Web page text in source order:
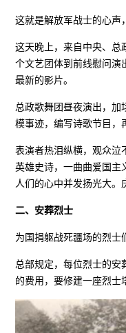
这就是解放军战士的心声
这天晚上，来自中央、总
个文艺团体到前线慰问演
最新的影片。
总政歌舞团昼夜演出，加
模事迹，编写诗歌节目，
表演者热泪纵横，观众泣
英雄史诗，一曲曲爱国主
人们的心中并发扬光大。
二、安葬烈士
为国捐躯战死疆场的烈士
总部规定，每位烈士的安
的费用，要修建一座烈士